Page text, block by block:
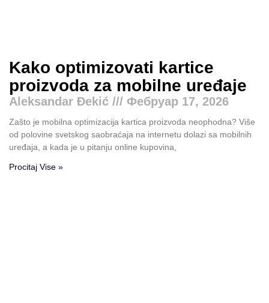
Kako optimizovati kartice
proizvoda za mobilne uređaje
Aleksandar Đekić Фебруар 17, 2026
Zašto je mobilna optimizacija kartica proizvoda neophodna? Više
od polovine svetskog saobraćaja na internetu dolazi sa mobilnih
uređaja, a kada je u pitanju online kupovina,
Procitaj Vise »